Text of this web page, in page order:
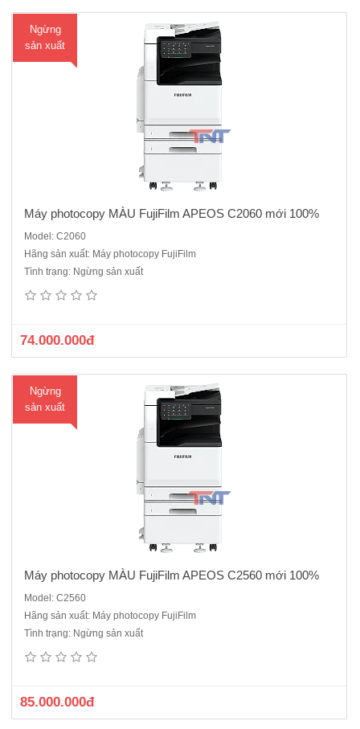
Ngừng
sản xuất
Máy photocopy MÀU FujiFilm APEOS C2060 mới 100%
Model: C2060
Hãng sản xuất: Máy photocopy FujiFilm
Tình trạng: Ngừng sản xuất
74.000.000đ
Ngừng
sản xuất
Máy C2560 đã ngừng sản xuất thay thể bằng mã C2561Loại máy:
DuplexTốc độ: tối đa 25 trang/phút (A4, trắng đen, màu)Khổ
Máy photocopy MÀU FujiFilm APEOS C2560 mới 100%
Model: C2560
Hãng sản xuất: Máy photocopy FujiFilm
Tình trạng: Ngừng sản xuất
85.000.000đ
Mã C3060 đã ngừng sản xuất và thay thế bằng mã FUJIFILM APEOS
Scan, DADF, DuplexTốc độ: tối đa 30 trang/phút (A4, trắng đen,